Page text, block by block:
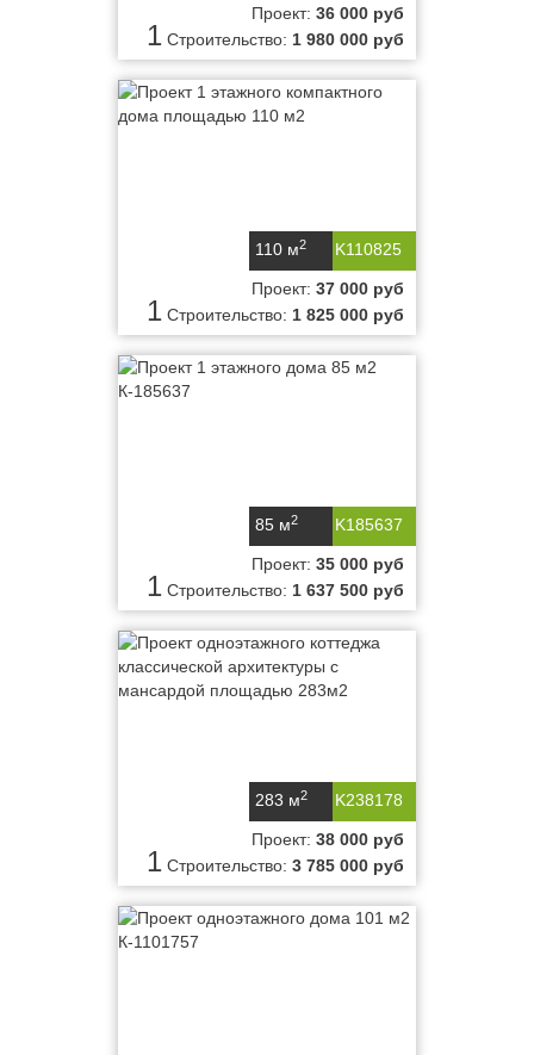
1
Проект: 36 000 руб
Строительство: 1 980 000 руб
K110825
110 м2
1
Проект: 37 000 руб
Строительство: 1 825 000 руб
K185637
85 м2
1
Проект: 35 000 руб
Строительство: 1 637 500 руб
K238178
283 м2
1
Проект: 38 000 руб
Строительство: 3 785 000 руб